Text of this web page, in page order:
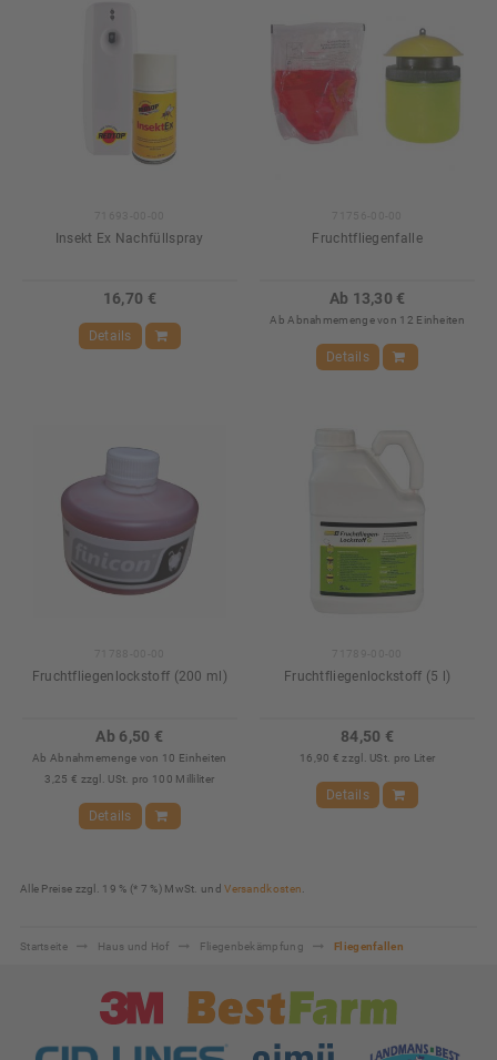
Insekt Ex Nachfüllspray
16,70 €
Details
Fruchtfliegenfalle
Ab 13,30 €
Ab Abnahmemenge von 12 Einheiten
Details
Fruchtfliegenlockstoff (200 ml)
Ab 6,50 €
Ab Abnahmemenge von 10 Einheiten
3,25 € zzgl. USt. pro 100 Milliliter
Details
Fruchtfliegenlockstoff (5 l)
84,50 €
16,90 € zzgl. USt. pro Liter
Details
Alle Preise zzgl. 19 % (* 7 %) MwSt. undVersandkosten
Startseite Haus und Hof Fliegenbekämpfung Fliegenfallen